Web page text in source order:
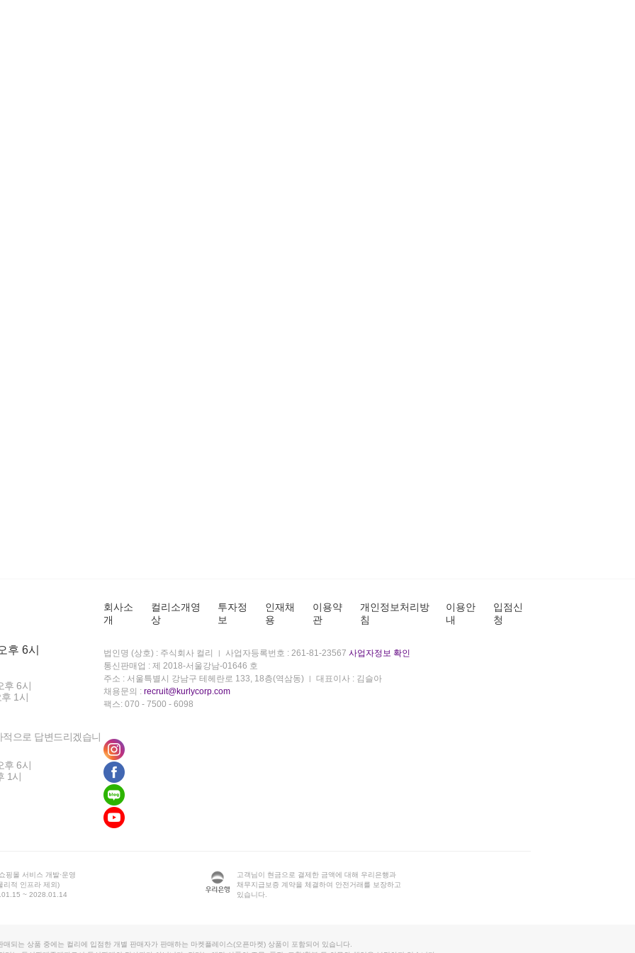
후 6시
후 6시
1시
으로 답변드리겠습니
후 6시
1시
회사소
개
컬리소개영
상
투자정
보
인재채
용
이용약
관
개인정보처리방
침
이용안
내
입점신
청
법인명 (상호) : 주식회사 컬리 사업자등록번호 : 261-81-23567 사업자정보 확인
통신판매업 : 제 2018-서울강남-01646 호
주소 : 서울특별시 강남구 테헤란로 133, 18층(역삼동)
대표이사 : 김슬아
채용문의 : recruit@kurlycorp.com
팩스: 070 - 7500 - 6098
핑몰 서비스 개발·운영
리적 인프라 제외)
~ 2028.01.14
고객님이 현금으로 결제한 금액에 대해 우리은행과
채무지급보증 계약을 체결하여 안전거래를 보장하고
있습니다.
매되는 상품 중에는 컬리에 입점한 개별 판매자가 판매하는 마켓플레이스(오픈마켓) 상품이 포함되어 있습니다.